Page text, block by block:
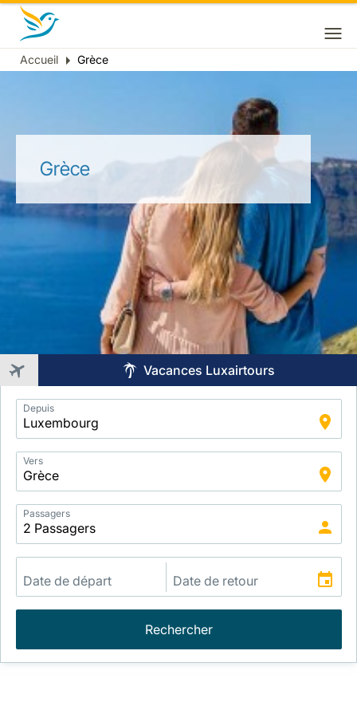
Fil
Accueil Grèce
Grèce
Vacances Luxairtours
Application
Intelligent
Package
Search
Depuis
Vers
Passagers
Rechercher